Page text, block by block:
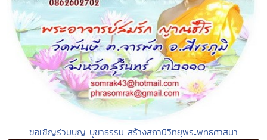
ขอเชิญร่วมบุญ บูชาธรรม สร้างสถานีวิทยุพระพุทธศาสนา